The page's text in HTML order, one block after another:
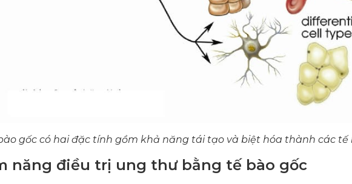
gốc có hai đặc tính gồm khả năng tái tạo và biệt hóa thành các
năng điều trị ung thư bằng tế bào gốc